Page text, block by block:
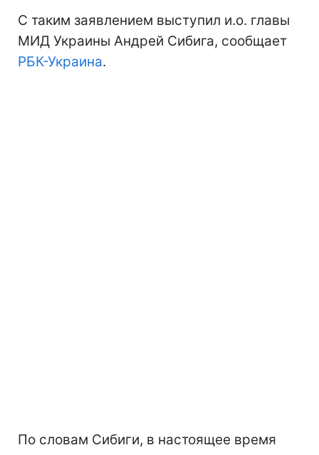
С таким заявлением выступил и.о. главы
МИД Украины Андрей Сибига, сообщает
РБК-Украина.
По словам Сибиги, в настоящее время